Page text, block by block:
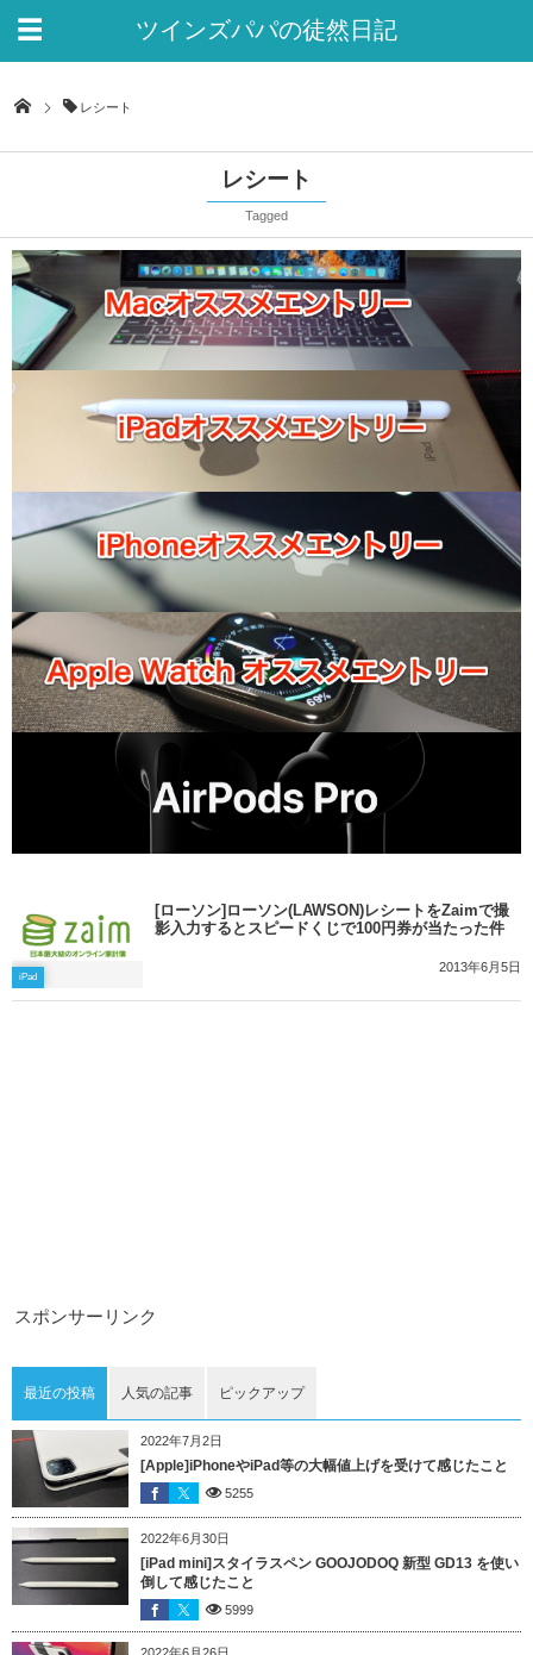
ツインズパパの徒然日記
レシート
レシート
Tagged
iPad
[ローソン]ローソン(LAWSON)レシートをZaimで撮
影入力するとスピードくじで100円券が当たった件
2013年6月5日
スポンサーリンク
最近の投稿 人気の記事 ピックアップ
2022年7月2日
[Apple]iPhoneやiPad等の大幅値上げを受けて感じたこと
5255
2022年6月30日
[iPad mini]スタイラスペン GOOJODOQ 新型 GD13 を使い
倒して感じたこと
5999
2022年6月26日